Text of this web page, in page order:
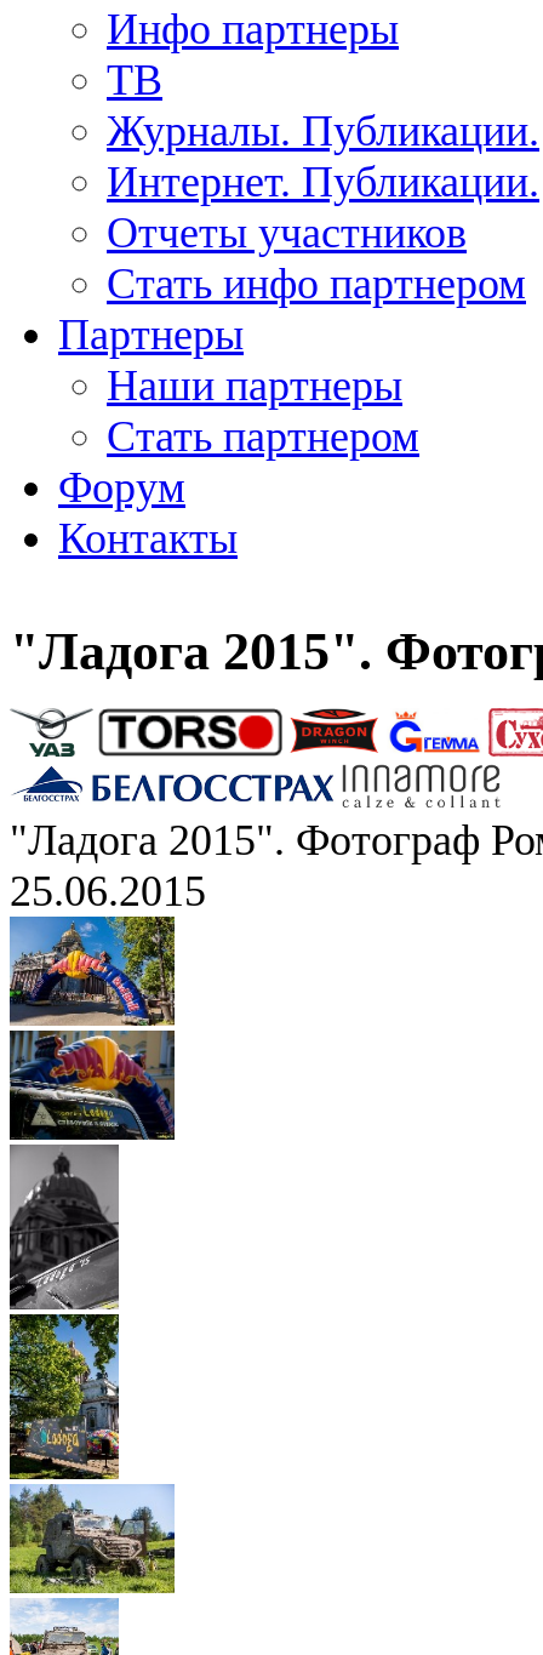
Инфо партнеры
ТВ
Журналы. Публикации.
Интернет. Публикации.
Отчеты участников
Стать инфо партнером
Партнеры
Наши партнеры
Стать партнером
Форум
Контакты
"Ладога 2015".
"Ладога 2015". Фотограф
25.06.2015